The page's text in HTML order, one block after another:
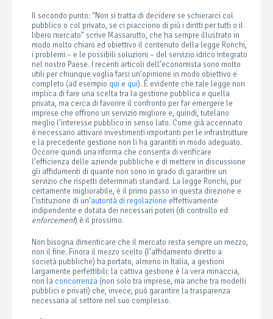
Il secondo punto: “Non si tratta di decidere se schierarci col
pubblico o col privato, se ci piacciono di più i diritti per tutti o il
libero mercato” scrive Massarutto, che ha sempre illustrato in
modo molto chiaro ed obiettivo il contenuto della legge Ronchi,
i problemi – e le possibili soluzioni – del servizio idrico integrato
nel nostro Paese. I recenti articoli dell’economista sono molto
utili per chiunque voglia farsi un’opinione in modo obiettivo e
completo (ad esempio qui e qui). È evidente che tale legge non
implica di fare una scelta tra la gestione pubblica e quella
privata, ma cerca di favorire il confronto per far emergere le
imprese che offrono un servizio migliore e, quindi, tutelano
meglio l’interesse pubblico in senso lato. Come già accennato
è necessario attivare investimenti importanti per le infrastrutture
e la precedente gestione non li ha garantiti in modo adeguato.
Occorre quindi una riforma che consenta di verificare
l’efficienza delle aziende pubbliche e di mettere in discussione
gli affidamenti di quante non sono in grado di garantire un
servizio che rispetti determinati standard. La legge Ronchi, pur
certamente migliorabile, è il primo passo in questa direzione e
l’istituzione di un’autorità di regolazione effettivamente
indipendente e dotata dei necessari poteri (di controllo ed
enforcement) è il prossimo.
Non bisogna dimenticare che il mercato resta sempre un mezzo,
non il fine. Finora il mezzo scelto (l’affidamento diretto a
società pubbliche) ha portato, almeno in Italia, a gestioni
largamente perfettibili: la cattiva gestione è la vera minaccia,
non la concorrenza (non solo tra imprese, ma anche tra modelli
pubblici e privati) che, invece, può garantire la trasparenza
necessaria al settore nel suo complesso.